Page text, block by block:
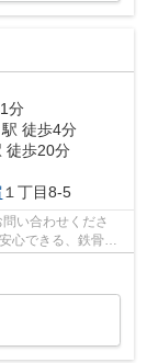
分
駅 徒歩4分
徒歩20分
１丁目8-5
い合わせくださ
心できる、鉄骨鉄